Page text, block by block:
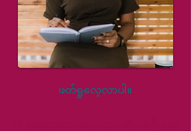
ဖတ်ရှုလေ့လာပါ။